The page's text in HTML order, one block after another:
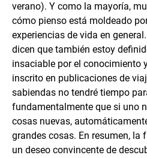
verano). Y como la mayoría,
cómo pienso está moldeado
experiencias de vida en
dicen que también estoy
insaciable por el conocimiento
inscrito en publicaciones de
sabiendas no tendré tiempo
fundamentalmente que si uno
cosas nuevas,
grandes cosas. En resumen, la
un deseo convincente de